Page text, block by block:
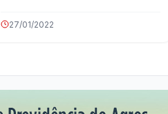
27/01/2022